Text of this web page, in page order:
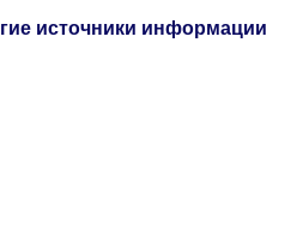
источники информации